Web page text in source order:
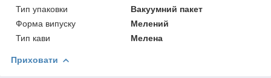
Тип упаковки
Вакуумний пакет
Форма випуску
Мелений
Тип кави
Мелена
Приховати